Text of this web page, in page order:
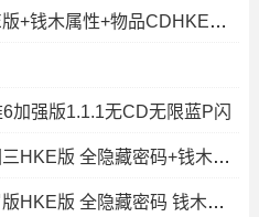
守卫剑阁纵横天下1.9.0HKE版+钱木属性+物品CDHKE地图
加强版1.1.1无CD无限蓝P闪
守卫剑阁系列-时空之轮轮回三HKE版 全隐藏密码+钱木属性+解除装备限
守卫剑阁系列-时空之轮贺岁版HKE版 全隐藏密码 钱木属性